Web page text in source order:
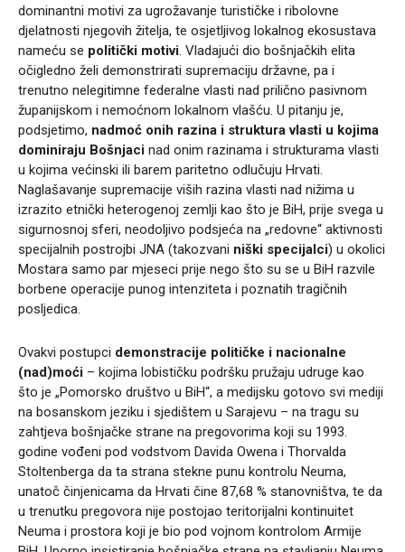
dominantni motivi za ugrožavanje turističke i ribolovne
djelatnosti njegovih žitelja, te osjetljivog lokalnog ekosustava
nameću se politički motivi . Vladajući dio bošnjačkih elita
očigledno želi demonstrirati supremaciju državne, pa i
trenutno nelegitimne federalne vlasti nad prilično pasivnom
županijskom i nemoćnom lokalnom vlašću. U pitanju je,
podsjetimo, nadmoć onih razina i struktura vlasti u kojima
dominiraju Bošnjaci nad onim razinama i strukturama vlasti
u kojima većinski ili barem paritetno odlučuju Hrvati.
Naglašavanje supremacije viših razina vlasti nad nižima u
izrazito etnički heterogenoj zemlji kao što je BiH, prije svega u
sigurnosnoj sferi, neodoljivo podsjeća na „redovne“ aktivnosti
specijalnih postrojbi JNA (takozvani niški specijalci) u okolici
Mostara samo par mjeseci prije nego što su se u BiH razvile
borbene operacije punog intenziteta i poznatih tragičnih
posljedica.
Ovakvi postupci demonstracije političke i nacionalne
(nad)moći – kojima lobističku podršku pružaju udruge kao
što je „Pomorsko društvo u BiH“, a medijsku gotovo svi mediji
na bosanskom jeziku i sjedištem u Sarajevu – na tragu su
zahtjeva bošnjačke strane na pregovorima koji su 1993.
godine vođeni pod vodstvom Davida Owena i Thorvalda
Stoltenberga da ta strana stekne punu kontrolu Neuma,
unatoč činjenicama da Hrvati čine 87,68 % stanovništva, te da
u trenutku pregovora nije postojao teritorijalni kontinuitet
Neuma i prostora koji je bio pod vojnom kontrolom Armije